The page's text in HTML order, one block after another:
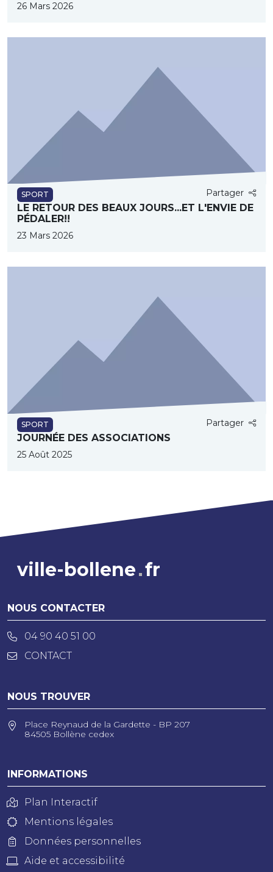
26 Mars 2026
SPORT Partager
LE RETOUR DES BEAUX JOURS...ET L'ENVIE DE
PÉDALER!!
23 Mars 2026
SPORT Partager
JOURNÉE DES ASSOCIATIONS
25 Août 2025
ville-bollene fr
NOUS CONTACTER
04 90 40 51 00
CONTACT
NOUS TROUVER
Place Reynaud de la Gardette - BP 207
84505 Bollène cedex
INFORMATIONS
Plan Interactif
Mentions légales
Données personnelles
Aide et accessibilité